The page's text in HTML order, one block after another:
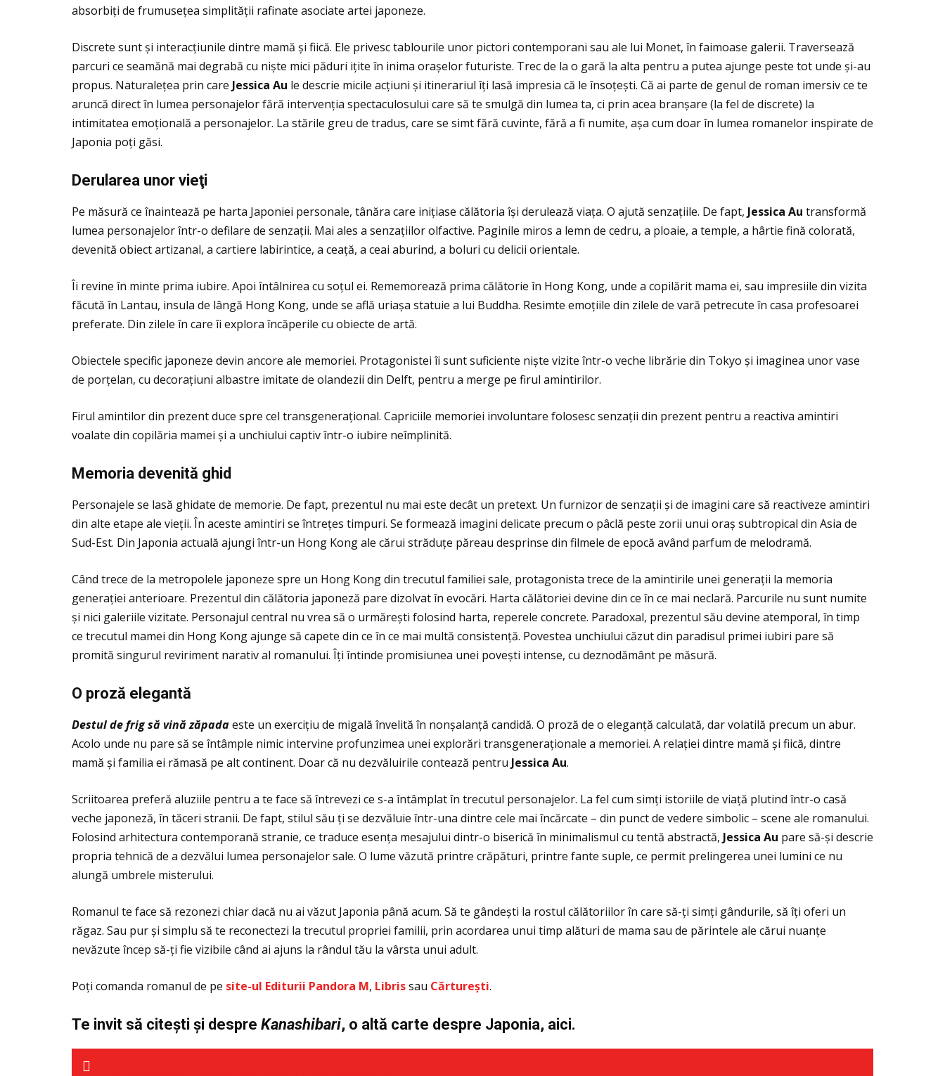
absorbiţi de frumuseţea simplităţii rafinate asociate artei japoneze.
Discrete sunt și interacţiunile dintre mamă și fiică. Ele privesc tablourile unor pictori contemporani sau ale lui Monet, în faimoase galerii. Traversează
parcuri ce seamănă mai degrabă cu niște mici păduri iţite în inima orașelor futuriste. Trec de la o gară la alta pentru a putea ajunge peste tot unde și-au
propus. Naturaleţea prin care Jessica Au le descrie micile acţiuni și itinerariul îţi lasă impresia că le însoţești. Că ai parte de genul de roman imersiv ce te
aruncă direct în lumea personajelor fără intervenţia spectaculosului care să te smulgă din lumea ta, ci prin acea branșare (la fel de discrete) la
intimitatea emoţională a personajelor. La stările greu de tradus, care se simt fără cuvinte, fără a fi numite, așa cum doar în lumea romanelor inspirate de
Japonia poţi găsi.
Derularea unor vieţi
Pe măsură ce înaintează pe harta Japoniei personale, tânăra care iniţiase călătoria își derulează viaţa. O ajută senzaţiile. De fapt, Jessica Au transformă
lumea personajelor într-o defilare de senzaţii. Mai ales a senzaţiilor olfactive. Paginile miros a lemn de cedru, a ploaie, a temple, a hârtie fină colorată,
devenită obiect artizanal, a cartiere labirintice, a ceaţă, a ceai aburind, a boluri cu delicii orientale.
Îi revine în minte prima iubire. Apoi întâlnirea cu soţul ei. Rememorează prima călătorie în Hong Kong, unde a copilărit mama ei, sau impresiile din vizita
făcută în Lantau, insula de lângă Hong Kong, unde se află uriașa statuie a lui Buddha. Resimte emoţiile din zilele de vară petrecute în casa profesoarei
preferate. Din zilele în care îi explora încăperile cu obiecte de artă.
Obiectele specific japoneze devin ancore ale memoriei. Protagonistei îi sunt suficiente niște vizite într-o veche librărie din Tokyo și imaginea unor vase
de porţelan, cu decoraţiuni albastre imitate de olandezii din Delft, pentru a merge pe firul amintirilor.
Firul amintilor din prezent duce spre cel transgeneraţional. Capriciile memoriei involuntare folosesc senzaţii din prezent pentru a reactiva amintiri
voalate din copilăria mamei și a unchiului captiv într-o iubire neîmplinită.
Memoria devenită ghid
Personajele se lasă ghidate de memorie. De fapt, prezentul nu mai este decât un pretext. Un furnizor de senzaţii și de imagini care să reactiveze amintiri
din alte etape ale vieţii. În aceste amintiri se întreţes timpuri. Se formează imagini delicate precum o pâclă peste zorii unui oraș subtropical din Asia de
Sud-Est. Din Japonia actuală ajungi într-un Hong Kong ale cărui străduţe păreau desprinse din filmele de epocă având parfum de melodramă.
Când trece de la metropolele japoneze spre un Hong Kong din trecutul familiei sale, protagonista trece de la amintirile unei generaţii la memoria
generaţiei anterioare. Prezentul din călătoria japoneză pare dizolvat în evocări. Harta călătoriei devine din ce în ce mai neclară. Parcurile nu sunt numite
și nici galeriile vizitate. Personajul central nu vrea să o urmărești folosind harta, reperele concrete. Paradoxal, prezentul său devine atemporal, în timp
ce trecutul mamei din Hong Kong ajunge să capete din ce în ce mai multă consistenţă. Povestea unchiului căzut din paradisul primei iubiri pare să
promită singurul reviriment narativ al romanului. Îţi întinde promisiunea unei povești intense, cu deznodământ pe măsură.
O proză elegantă
Destul de frig săvinăzăpadaeste un exerciţiu de migală învelită în nonșalanţă candidă. O proză de o eleganţă calculată, dar volatilă precum un abur.
Acolo unde nu pare să se întâmple nimic intervine profunzimea unei explorări transgeneraţionale a memoriei. A relaţiei dintre mamă și fiică, dintre
mamă și familia ei rămasă pe alt continent. Doar că nu dezvăluirile contează pentru Jessica Au.
Scriitoarea preferă aluziile pentru a te face să întrevezi ce s-a întâmplat în trecutul personajelor. La fel cum simţi istoriile de viaţă plutind într-o casă
veche japoneză, în tăceri stranii. De fapt, stilul său ţi se dezvăluie într-una dintre cele mai încărcate – din punct de vedere simbolic – scene ale romanului.
Folosind arhitectura contemporană stranie, ce traduce esenţa mesajului dintr-o biserică în minimalismul cu tentă abstractă, Jessica Au pare să-și descrie
propria tehnică de a dezvălui lumea personajelor sale. O lume văzută printre crăpături, printre fante suple, ce permit prelingerea unei lumini ce nu
alungă umbrele misterului.
Romanul te face să rezonezi chiar dacă nu ai văzut Japonia până acum. Să te gândești la rostul călătoriilor în care să-ţi simţi gândurile, să îţi oferi un
răgaz. Sau pur și simplu să te reconectezi la trecutul propriei familii, prin acordarea unui timp alături de mama sau de părintele ale cărui nuanţe
nevăzute încep să-ţi fie vizibile când ai ajuns la rândul tău la vârsta unui adult.
Poţi comanda romanul de pe site-ul Editurii Pandora M, Librissau Cărturești.
Te invit să citești și despre Kanashibari, o altă carte despre Japonia, aici.